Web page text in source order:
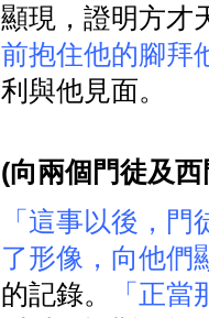
顯現，證明方才
前抱住他的腳拜
利與他見面。
(向兩個門徒及
「這事以後，
了形像，向他們
的記錄。
「正